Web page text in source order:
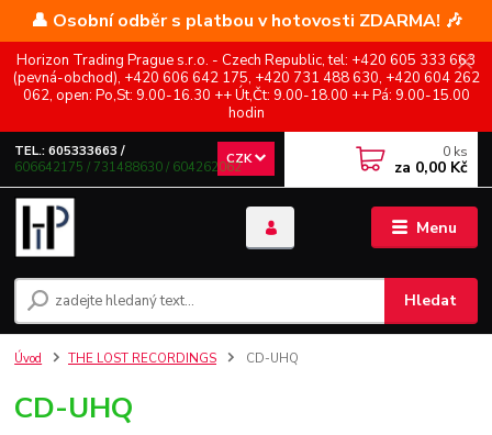
👤 Osobní odběr s platbou v hotovosti ZDARMA! 🎶
Horizon Trading Prague s.r.o. - Czech Republic, tel: +420 605 333 663
(pevná-obchod), +420 606 642 175, +420 731 488 630, +420 604 262
062, open: Po,St: 9.00-16.30 ++ Út,Čt: 9.00-18.00 ++ Pá: 9.00-15.00
hodin
Menu
CZK
Hledat
TEL.: 605333663 /
606642175 / 731488630 / 604262062
0 ks
za 0,00 Kč
Úvod THE LOST RECORDINGS CD-UHQ
CD-UHQ